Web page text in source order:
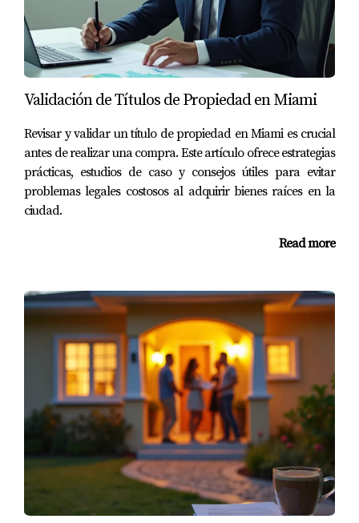
¿Qué debo hacer si tengo un problema legal
después de comprar una propiedad?
Ponte en contacto con un abogado especializado en
bienes raíces lo antes posible. Ellos pueden ofrecerte
asesoramiento específico según tu situación.
¿Cómo puedo prevenir problemas legales al
comprar un inmueble?
Asegúrate de realizar una inspección completa y revisar
todos los documentos cuidadosamente. Es recomendable
Intenta mediar primero. Si eso no funciona, considera la
posibilidad de negociar directamente o buscar asistencia
legal si es necesario.
¿Cuánto tiempo puede llevar resolver una
disputa legal?
No hay un plazo fijo. Depende del caso específico y de
las partes involucradas. Algunas disputas se resuelven
rápidamente, mientras que otras pueden prolongarse
Validación de Títulos de Propiedad en Miami
Revisar y validar un título de propiedad en Miami es crucial
antes de realizar una compra. Este artículo ofrece estrategias
prácticas, estudios de caso y consejos útiles para evitar
problemas legales costosos al adquirir bienes raíces en la
ciudad.
Read more